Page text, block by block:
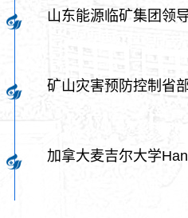
山东能源临矿集团领
矿山灾害预防控制省
加拿大麦吉尔大学